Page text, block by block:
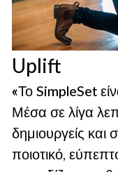
Uplift
«Το SimpleSet
Μέσα σε λίγα
δημιουργείς και
ποιοτικό,